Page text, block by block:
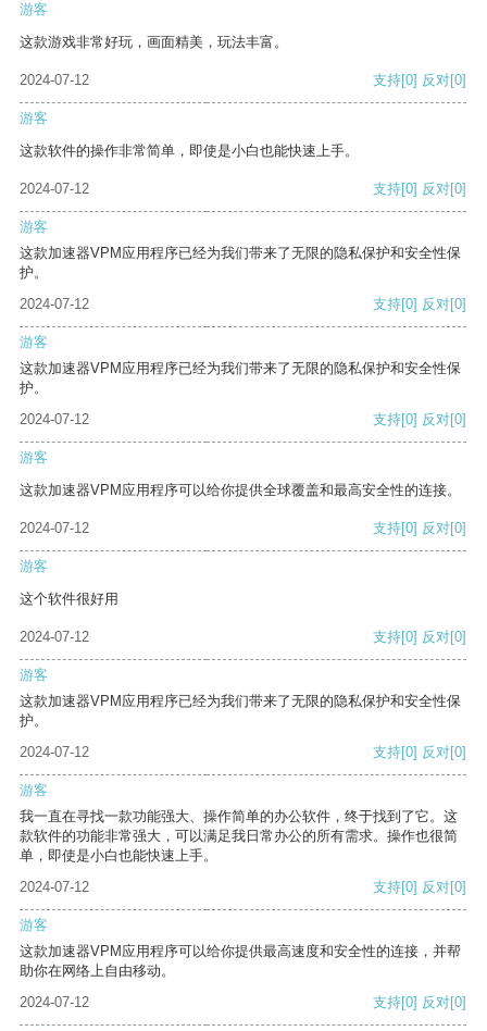
游客
这款游戏非常好玩，画面精美，玩法丰富。
2024-07-12 支持[0] 反对[0]
游客
这款软件的操作非常简单，即使是小白也能快速上手。
2024-07-12 支持[0] 反对[0]
游客
这款加速器VPM应用程序已经为我们带来了无限的隐私保护和安全性保
护。
2024-07-12
支持[0] 反对[0]
游客
这款加速器VPM应用程序已经为我们带来了无限的隐私保护和安全性保
护。
2024-07-12
支持[0] 反对[0]
游客
这款加速器VPM应用程序可以给你提供全球覆盖和最高安全性的连接。
2024-07-12 支持[0] 反对[0]
游客
这个软件很好用
2024-07-12 支持[0] 反对[0]
游客
这款加速器VPM应用程序已经为我们带来了无限的隐私保护和安全性保
护。
2024-07-12
支持[0] 反对[0]
游客
我一直在寻找一款功能强大、操作简单的办公软件，终于找到了它。这
款软件的功能非常强大，可以满足我日常办公的所有需求。操作也很简
单，即使是小白也能快速上手。
2024-07-12
支持[0] 反对[0]
游客
这款加速器VPM应用程序可以给你提供最高速度和安全性的连接，并帮
助你在网络上自由移动。
2024-07-12
支持[0] 反对[0]